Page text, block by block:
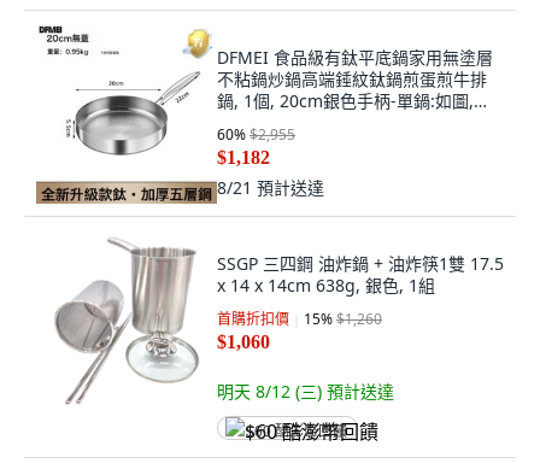
DFMEI 食品級有鈦平底鍋家用無塗層
不粘鍋炒鍋高端錘紋鈦鍋煎蛋煎牛排
鍋, 1個, 20cm銀色手柄-單鍋:如圖,
60%$2,955
$1,182
8/21 預計送達
SSGP 三四鋼 油炸鍋 + 油炸筷1雙 17.5
x 14 x 14cm 638g, 銀色, 1組
首購折扣價 15%$1,260
$1,060
明天 8/12 (三) 預計送達
$60 酷澎幣回饋